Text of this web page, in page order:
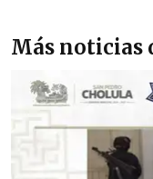
Más noticias